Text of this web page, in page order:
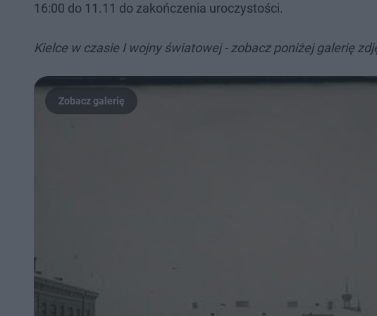
16:00 do 11.11 do zakończenia uroczystości.
Kielce w czasie I wojny światowej - zobacz poniżej galerię